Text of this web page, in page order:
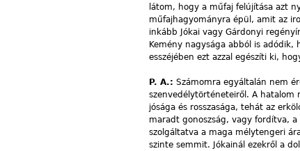
látom, hogy a műfaj felújítása azt
műfajhagyományra épül, amit az
inkább Jókai vagy Gárdonyi
Kemény nagysága abból is
esszéjében ezt azzal egészíti ki,
P. A.: Számomra egyáltalán nem
szenvedélytörténeteiről. A hatalom
jósága és rosszasága, tehát az
maradt gonoszság, vagy fordítva,
szolgáltatva a maga mélytengeri
szinte semmit. Jókainál ezekről a